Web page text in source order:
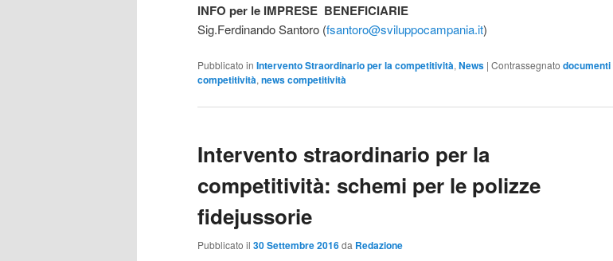
INFO per le IMPRESE BENEFICIARIE
Sig.Ferdinando Santoro (fsantoro@sviluppocampania.it)
Pubblicato in Intervento Straordinario per la competitività, News | Contrassegnato documenti
competitività, news competitività
Intervento straordinario per la
competitività: schemi per le polizze
fidejussorie
Pubblicato il 30 Settembre 2016da Redazione